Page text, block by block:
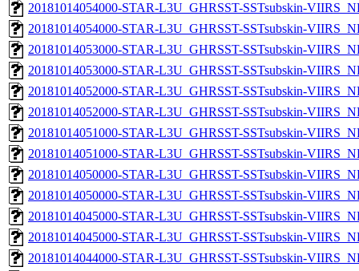
20181014054000-STAR-L3U_GHRSST-SSTsubskin-
20181014054000-STAR-L3U_GHRSST-SSTsubskin-
20181014053000-STAR-L3U_GHRSST-SSTsubskin-
20181014053000-STAR-L3U_GHRSST-SSTsubskin-
20181014052000-STAR-L3U_GHRSST-SSTsubskin-
20181014052000-STAR-L3U_GHRSST-SSTsubskin-
20181014051000-STAR-L3U_GHRSST-SSTsubskin-
20181014051000-STAR-L3U_GHRSST-SSTsubskin-
20181014050000-STAR-L3U_GHRSST-SSTsubskin-
20181014050000-STAR-L3U_GHRSST-SSTsubskin-
20181014045000-STAR-L3U_GHRSST-SSTsubskin-
20181014045000-STAR-L3U_GHRSST-SSTsubskin-
20181014044000-STAR-L3U_GHRSST-SSTsubskin-